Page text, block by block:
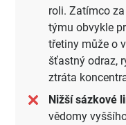
roli. Zatímco
týmu obvykle
třetiny může o
šťastný odraz,
ztráta
Nižší sázkové
vědomy